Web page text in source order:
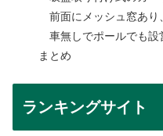
前面にメッシュ窓あり
車無しでポールでも設
まとめ
ランキングサイト